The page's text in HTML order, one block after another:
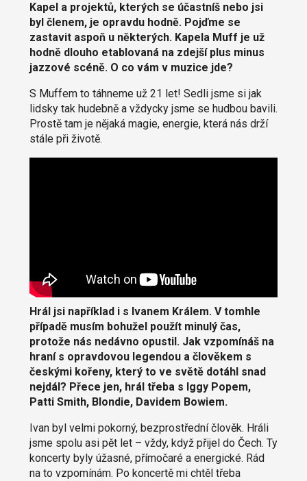
Kapel a projektů, kterých se účastníš nebo jsi
byl členem, je opravdu hodně. Pojďme se
zastavit aspoň u některých. Kapela Muff je už
hodně dlouho etablovaná na zdejší plus minus
jazzové scéně. O co vám v muzice jde?
S Muffem to táhneme už 21 let! Sedli jsme si jak
lidsky tak hudebně a vždycky jsme se hudbou bavili.
Prostě tam je nějaká magie, energie, která nás drží
stále při životě.
Hrál jsi například i s Ivanem Králem. V tomhle
případě musím bohužel použít minulý čas,
protože nás nedávno opustil. Jak vzpomínáš na
hraní s opravdovou legendou a člověkem s
českými kořeny, který to ve světě dotáhl snad
nejdál? Přece jen, hrál třeba s Iggy Popem,
Patti Smith, Blondie, Davidem Bowiem.
Ivan byl velmi pokorný, bezprostřední člověk. Hráli
jsme spolu asi pět let – vždy, když přijel do Čech. Ty
koncerty byly úžasné, přímočaré a energické. Rád
na to vzpomínám. Po koncertě mi chtěl třeba